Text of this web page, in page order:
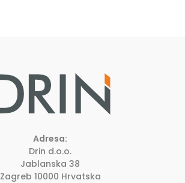
Adresa:
Drin d.o.o.
Jablanska 38
Zagreb 10000 Hrvatska